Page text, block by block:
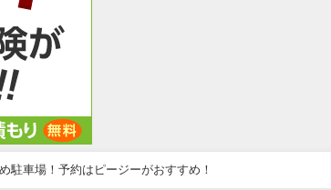
駐車場！予約はピージーがおすすめ！